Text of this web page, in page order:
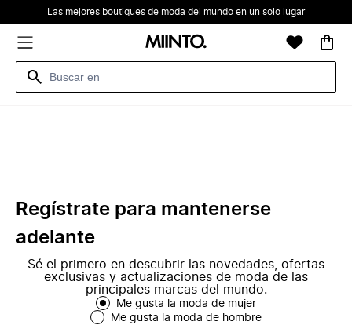
Las mejores boutiques de moda del mundo en un solo lugar
Regístrate para mantenerse
adelante
Sé el primero en descubrir las novedades, ofertas
exclusivas y actualizaciones de moda de las
principales marcas del mundo.
Me gusta la moda de mujer
Me gusta la moda de hombre